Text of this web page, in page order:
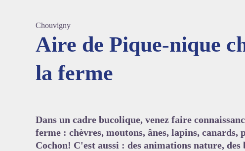
Chouvigny
Aire de Pique-nique
la ferme
Dans un cadre bucolique, venez faire
ferme : chèvres, moutons, ânes, lapins, canards,
Cochon! C'est aussi : des animations nature, des